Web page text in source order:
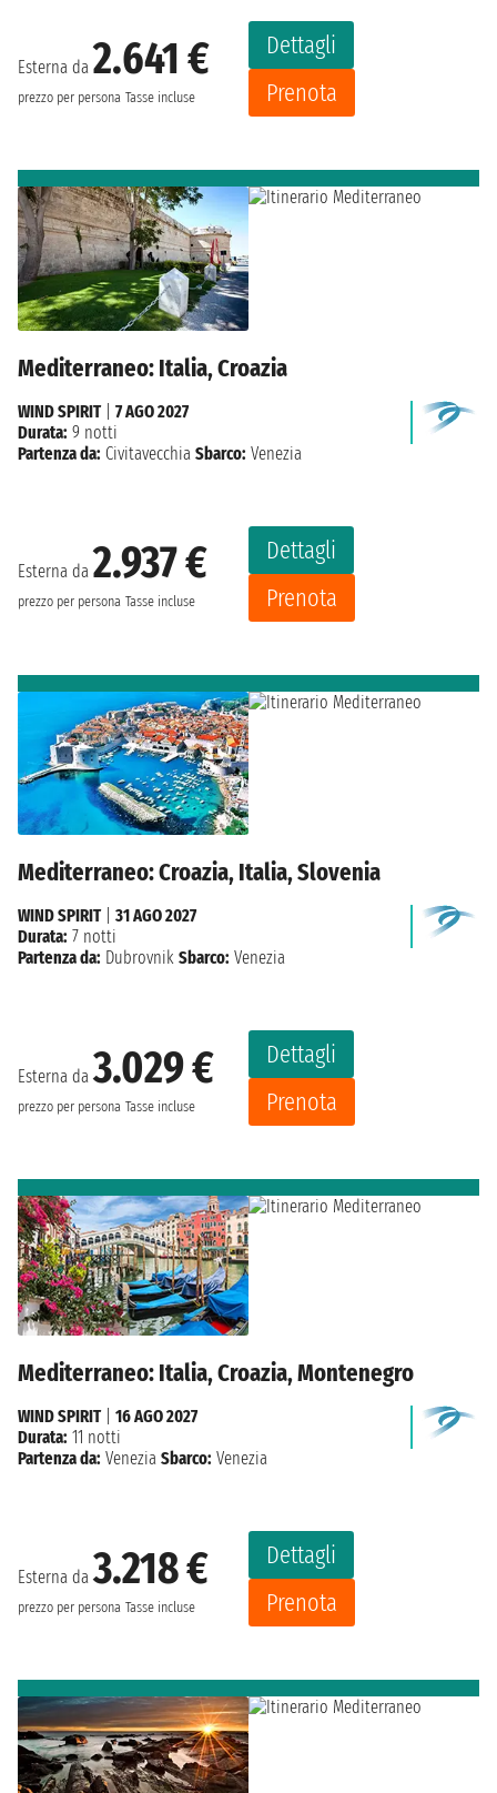
Esterna da 2.641 €
prezzo per persona Tasse incluse
Dettagli
Prenota
Mediterraneo: Italia, Croazia
Esterna da 2.937 €
prezzo per persona Tasse incluse
Dettagli
Prenota
WIND SPIRIT| 7 AGO 2027
Durata: 9 notti
Partenza da: Civitavecchia Sbarco: Venezia
Mediterraneo: Croazia, Italia, Slovenia
Esterna da3.029 €
prezzo per persona Tasse incluse
Dettagli
Prenota
WIND SPIRIT| 31 AGO 2027
Durata: 7 notti
Partenza da: Dubrovnik Sbarco: Venezia
Mediterraneo: Italia, Croazia, Montenegro
Esterna da3.218 €
prezzo per persona Tasse incluse
Dettagli
Prenota
WIND SPIRIT| 16 AGO 2027
Durata: 11 notti
Partenza da: Venezia Sbarco: Venezia